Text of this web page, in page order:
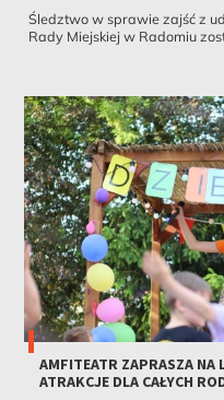
Śledztwo w sprawie zajść z
Rady Miejskiej w Radomiu
AMFITEATR ZAPRASZA NA
ATRAKCJE DLA CAŁYCH